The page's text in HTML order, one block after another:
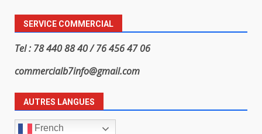
SERVICE COMMERCIAL
Tel : 78 440 88 40 / 76 456 47 06
commercialb7info@gmail.com
AUTRES LANGUES
French